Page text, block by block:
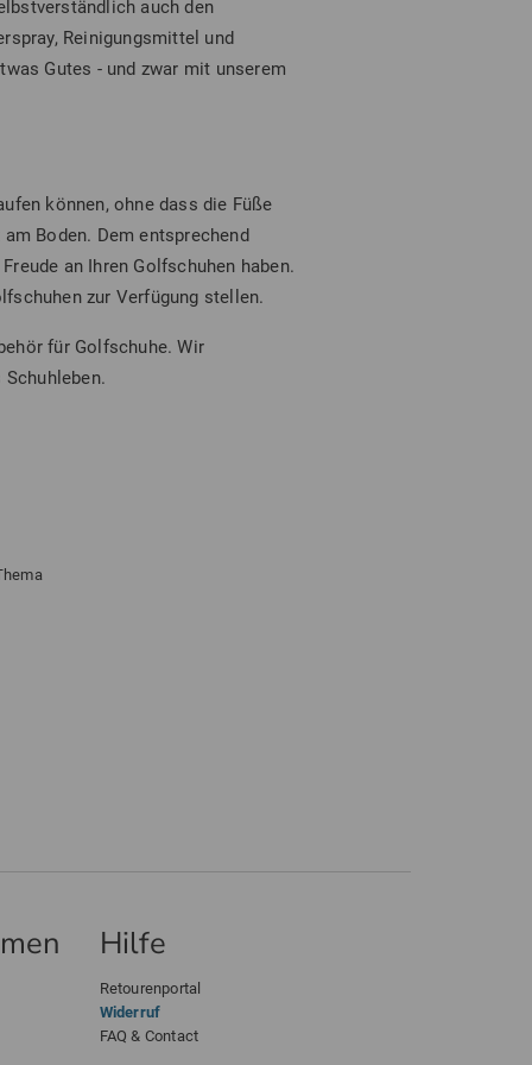
auch den
Reinigungsmittel und
Gutes - und zwar mit unserem
können, ohne dass die Füße
Boden. Dem entsprechend
an Ihren Golfschuhen haben.
zur Verfügung stellen.
für Golfschuhe. Wir
Hilfe
Retourenportal
Widerruf
FAQ & Contact